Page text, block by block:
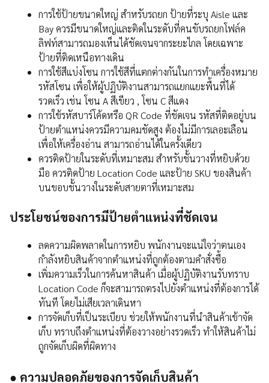
การใช้ป้ายขนาดใหญ่ สำหรับรถยก ป้ายที่ระบุ Aisle และ
Bay ควรมีขนาดใหญ่และติดในระดับที่คนขับรถยกโฟล์ค
ลิฟท์สามารถมองเห็นได้ชัดเจนจากระยะไกล โดยเฉพาะ
ป้ายที่ติดเหนือทางเดิน
การใช้สีแบ่งโซน การใช้สีที่แตกต่างกันในการทำเครื่องหมาย
รหัสโซน เพื่อให้ผู้ปฏิบัติงานสามารถแยกแยะพื้นที่ได้
รวดเร็ว เช่น โซน A สีเขียว , โซน C สีแดง
การใช้รหัสบาร์โค้ดหรือ QR Code ที่ชัดเจน รหัสที่ติดอยู่บน
ป้ายตำแหน่งควรมีความคมชัดสูง ต้องไม่มีการเลอะเลือน
เพื่อให้เครื่องอ่าน สามารถอ่านได้ในครั้งเดียว
ควรติดป้ายในระดับที่เหมาะสม สำหรับชั้นวางที่หยิบด้วย
มือ ควรติดป้าย Location Code และป้าย SKU ของสินค้า
บนขอบชั้นวางในระดับสายตาที่เหมาะสม
ประโยชน์ของการมีป้ายตำแหน่งที่ชัดเจน
ลดความผิดพลาดในการหยิบ พนักงานจะแน่ใจว่าตนเอง
กำลังหยิบสินค้าจากตำแหน่งที่ถูกต้องตามคำสั่งซื้อ
เพิ่มความเร็วในการค้นหาสินค้า เมื่อผู้ปฏิบัติงานรับทราบ
Location Code ก็จะสามารถตรงไปยังตำแหน่งที่ต้องการได้
ทันที โดยไม่เสียเวลาเดินหา
การจัดเก็บที่เป็นระเบียบ ช่วยให้พนักงานที่นำสินค้าเข้าจัด
เก็บ ทราบถึงตำแหน่งที่ต้องวางอย่างรวดเร็ว ทำให้สินค้าไม่
ถูกจัดเก็บผิดที่ผิดทาง
● ความปลอดภัยของการจัดเก็บสินค้า